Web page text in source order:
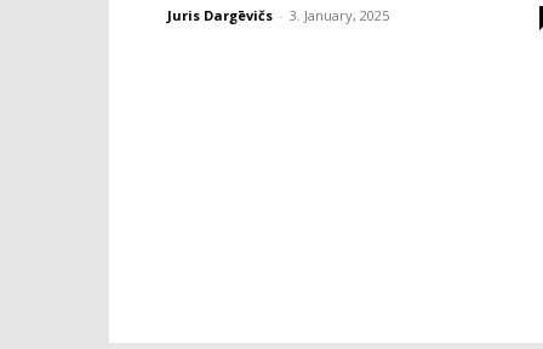
Juris Dargēvičs - 3. January, 2025